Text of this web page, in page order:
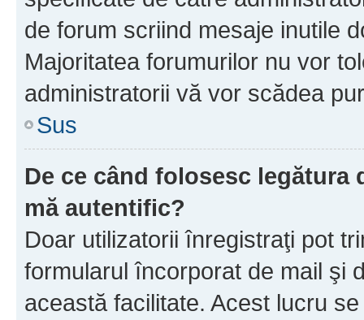
de forum scriind mesaje inutile
Majoritatea forumurilor nu vor
administratorii vă vor scădea
Sus
De ce când folosesc
mă autentific?
Doar utilizatorii înregistraţi pot
formularul încorporat de mail şi
această facilitate. Acest lucru